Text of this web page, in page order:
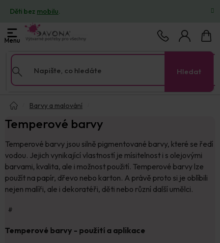
obsah
Děti bez mobilu.
Hledat
košík
Barvy a malování
Temperové barvy
Temperové barvy jsou silně pigmentované barvy, které se ředí
vodou. Jejich vynikající vlastností je mísitelnost i s olejovými
barvami, kvalita, ale i možnost použití. Temperové barvy lze
použít na papír, dřevo nebo karton. A právě proto si je oblíbili
nejen malíři, ale i dekoratéři, děti nebo různí další umělci.
#
Temperové barvy - použití a aplikace